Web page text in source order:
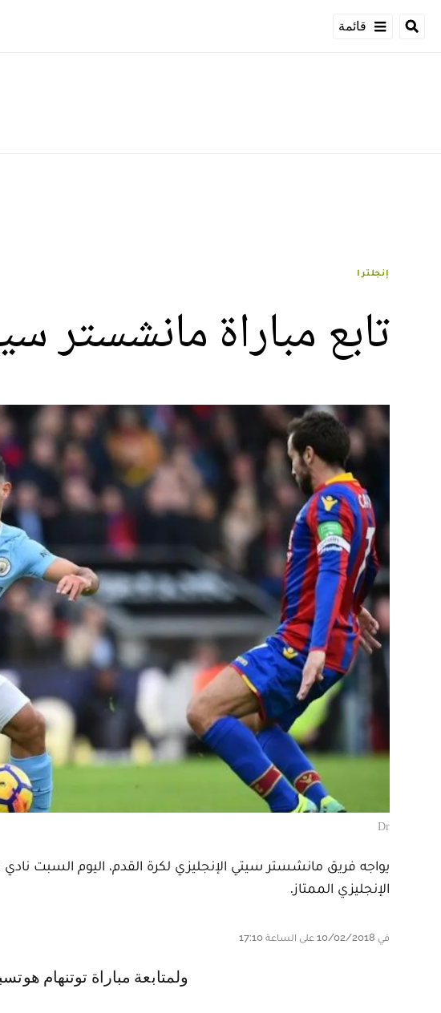
قائمة
إنجلترا
تابع مباراة مانشستر
Dr
الإنجليزي الممتاز.
في 10/02/2018 على الساعة 17:10
ولمتابعة مباراة توتنهام